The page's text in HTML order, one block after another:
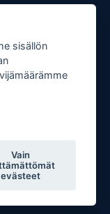
sisällön
Vain
evästeet